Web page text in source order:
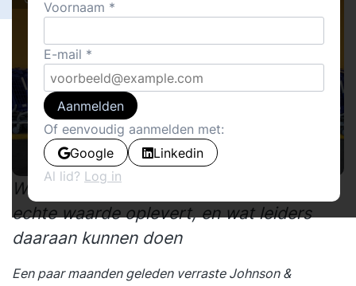
Waarom slechts 15% van AI-projecten
echte waarde oplevert, en wat leiders
daaraan kunnen doen
Een paar maanden geleden verraste Johnson &
Voornaam
E-mail
Aanmelden
Of eenvoudig aanmelden met:
Google
Linkedin
Al lid? Log in